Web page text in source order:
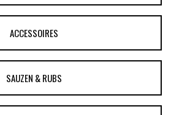
ACCESSOIRES
SAUZEN & RUBS